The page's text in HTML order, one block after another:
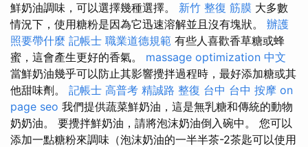
鮮奶油調味，可以選擇幾種選擇。 新竹 整復 筋膜 大多數
情況下，使用糖粉是因為它迅速溶解並且沒有塊狀。 辦護
照要帶什麼 記帳士 職業道德規範 有些人喜歡香草糖或蜂
蜜，這會產生更好的香氣。 massage optimization 中文
當鮮奶油幾乎可以防止其影響攪拌過程時，最好添加糖或其
他甜味劑。 記帳士 高普考 精誠路 整復 台中 台中 按摩 on
page seo 我們提供蔬菜鮮奶油，這是無乳糖和傳統的動物
奶奶油。 要攪拌鮮奶油，請將泡沫奶油倒入碗中。 您可以
添加一點糖粉來調味（泡沫奶油的一半半茶-2茶匙可以使用